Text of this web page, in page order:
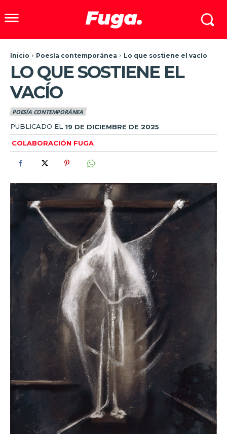
Inicio Poesía contemporánea Lo que sostiene el vacío
LO QUE SOSTIENE EL
VACÍO
POESÍA CONTEMPORÁNEA
PUBLICADO EL 19 DE DICIEMBRE DE 2025
COLABORACIÓN FUGA